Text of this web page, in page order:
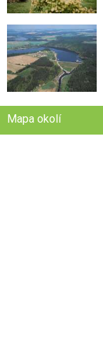
Mapa okolí